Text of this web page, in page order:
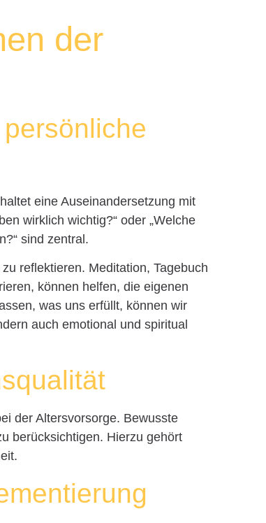
der
eine Auseinandersetzung mit
wirklich wichtig?“ oder „Welche
sind zentral.
reflektieren. Meditation, Tagebuch
können helfen, die eigenen
was uns erfüllt, können wir
auch emotional und spiritual
der Altersvorsorge. Bewusste
berücksichtigen. Hierzu gehört